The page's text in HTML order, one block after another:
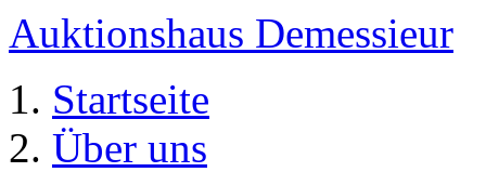
Auktionshaus Demessieur
Startseite
Über uns